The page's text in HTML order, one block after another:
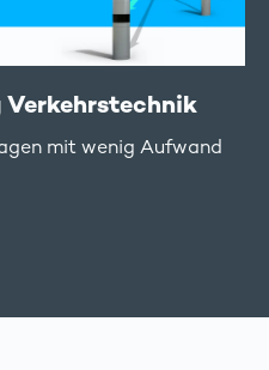
Verkehrstechnik
mit wenig Aufwand